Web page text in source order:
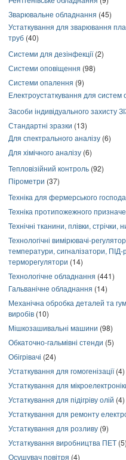
Зварювальне обладнання (45)
Устаткування для зварювання
труб (40)
Системи для дезінфекції(2)
Системи оповіщення (98)
Системи опалення (9)
Електроустаткування для систем
Засоби індивідуального захисту
Стандартні зразки (13)
Для спектрального аналізу (6)
Для хімічного аналізу (6)
Тепловізійний контроль (92)
Пірометри (37)
Техніка для фермерського
Техніка протипожежного
Технічні тканини, плівки, стрічки,
Технологічні вимірювачі-
температури, сигналізатори, ПІД-
терморегулятори (14)
Технологічне обладнання (441)
Гальванічне обладнання (14)
Механічна обробка деталей та
виробів (10)
Мішкозашивальні машини (98)
Обкаточно-гальмівні стенди (5)
Обігрівачі (24)
Устаткування для гомогенізації(4)
Устаткування для
Устаткування для підігріву олій (4)
Устаткування для ремонту
Устаткування для розливу (9)
Устаткування виробництва ПЕТ (5)
Осушувач повітря (4)